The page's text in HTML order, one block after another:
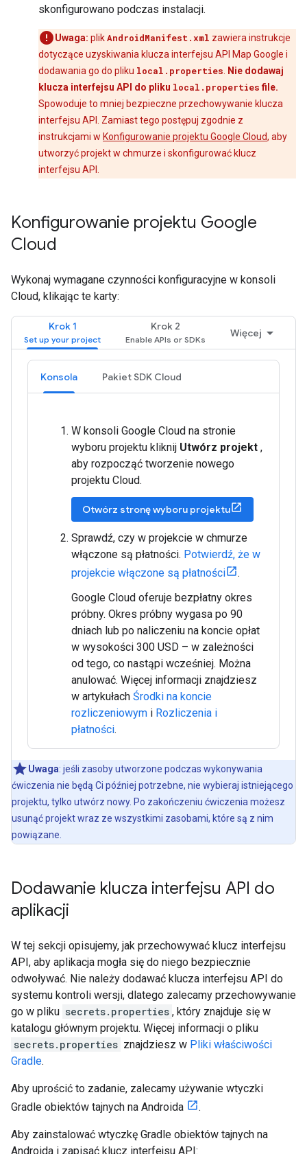
skonfigurowano podczas instalacji.
Uwaga: plikAndroidManifest.xml zawiera instrukcje
dotyczące uzyskiwania klucza interfejsu API Map Google i
dodawania go do pliku local.properties
Nie dodawaj
klucza interfejsu API do pliku local.properties file.
Spowoduje to mniej bezpieczne przechowywanie klucza
interfejsu API. Zamiast tego postępuj zgodnie z
instrukcjami w Konfigurowanie projektu Google Cloud, aby
utworzyć projekt w chmurze i skonfigurować klucz
interfejsu API.
Konfigurowanie projektu Google
Cloud
Wykonaj wymagane czynności konfiguracyjne w konsoli
Cloud, klikając te karty:
Krok 1 Krok 2
Więcej
Konsola Pakiet SDK Cloud
W konsoli Google Cloud na stronie
wyboru projektu kliknij Utwórz projekt ,
aby rozpocząć tworzenie nowego
projektu Cloud.
Otwórz stronę wyboru projektu
Sprawdź, czy w projekcie w chmurze
włączone są płatności. Potwierdź, że w
projekcie włączone są płatności
.
Google Cloud oferuje bezpłatny okres
próbny. Okres próbny wygasa po 90
dniach lub po naliczeniu na koncie opłat
w wysokości 300 USD – w zależności
od tego, co nastąpi wcześniej. Można
anulować. Więcej informacji znajdziesz
w artykułach Środki na koncie
rozliczeniowym i Rozliczenia i
płatności.
Uwaga: jeśli zasoby utworzone podczas wykonywania
ćwiczenia nie będą Ci później potrzebne, nie wybieraj istniejącego
projektu, tylko utwórz nowy. Po zakończeniu ćwiczenia możesz
usunąć projekt wraz ze wszystkimi zasobami, które są z nim
powiązane.
Dodawanie klucza interfejsu API do
aplikacji
W tej sekcji opisujemy, jak przechowywać klucz interfejsu
API, aby aplikacja mogła się do niego bezpiecznie
odwoływać. Nie należy dodawać klucza interfejsu API do
systemu kontroli wersji, dlatego zalecamy przechowywanie
go w pliku secrets.properties , który znajduje się w
katalogu głównym projektu. Więcej informacji o pliku
secrets.properties znajdziesz w Pliki właściwości
Gradle.
Aby uprościć to zadanie, zalecamy używanie wtyczki
Gradle obiektów tajnych na Androida
.
Aby zainstalować wtyczkę Gradle obiektów tajnych na
Androida i zapisać klucz interfejsu API: